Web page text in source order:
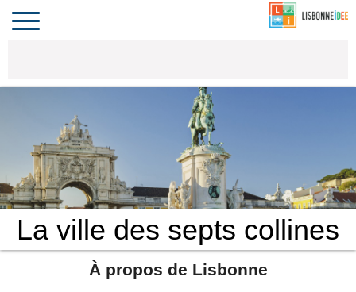
LE PORTUGAL
Toggle
navigation
La ville des septs collines
À propos de Lisbonne